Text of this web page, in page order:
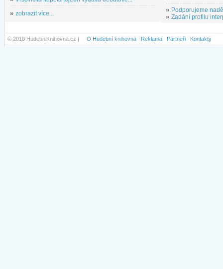
» zobrazit více... » Podporujeme
» Zadání profilu
© 2010 HudebniKnihovna.cz | O Hudební knihovna Reklama Partneři Kontakty